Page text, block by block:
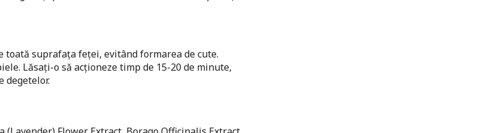
toată suprafața feței, evitând formarea de cute.
Lăsați-o să acționeze timp de 15-20 de minute,
degetelor.